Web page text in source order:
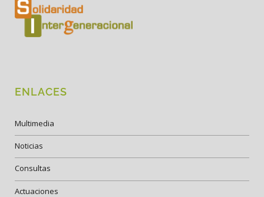
ENLACES
Multimedia
Noticias
Consultas
Actuaciones